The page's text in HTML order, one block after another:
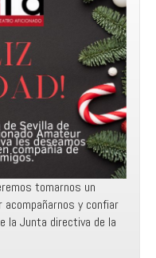
tomarnos un
y confiar
la Junta directiva de la